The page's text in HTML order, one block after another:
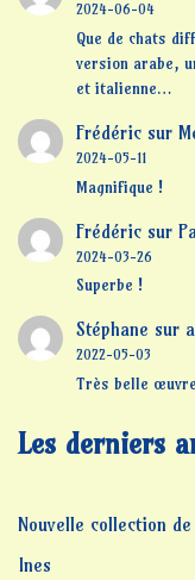
2024-06-04
Que de chats
version arabe,
et italienne…
Frédéricsur
2024-05-11
Magnifique !
Frédéricsur
2024-03-26
Superbe !
Stéphane sur
2022-05-03
Très belle
Les derniers
Nouvelle collection
Ines